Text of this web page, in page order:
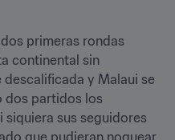
primeras rondas
continental sin
descalificada y Malaui se
dos partidos los
siquiera sus seguidores
que pudieran noquear